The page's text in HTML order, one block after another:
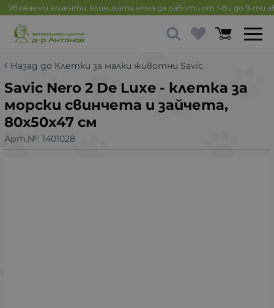
Уважаеми клиенти, клиниката няма да работи от 1-ви до 9-ти
Назад до Клетки за малки животни Savic
Savic Nero 2 De Luxe - клетка за
морски свинчета и зайчета,
80х50х47 см
Арт.№: 1401028